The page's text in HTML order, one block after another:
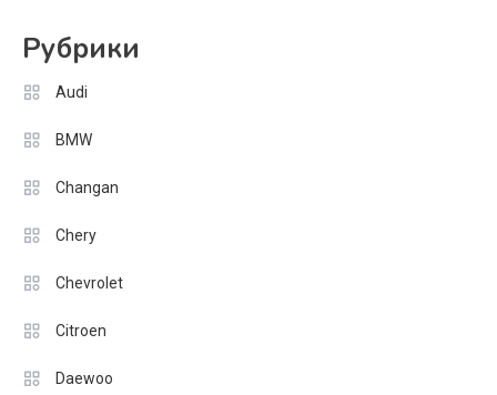
Рубрики
Audi
BMW
Changan
Chery
Chevrolet
Citroen
Daewoo